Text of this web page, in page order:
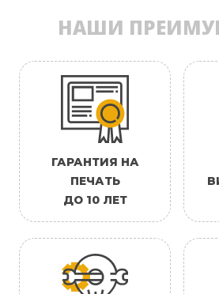
НАШИ
ГАРАНТИЯ НА
ПЕЧАТЬ
ДО 10 ЛЕТ